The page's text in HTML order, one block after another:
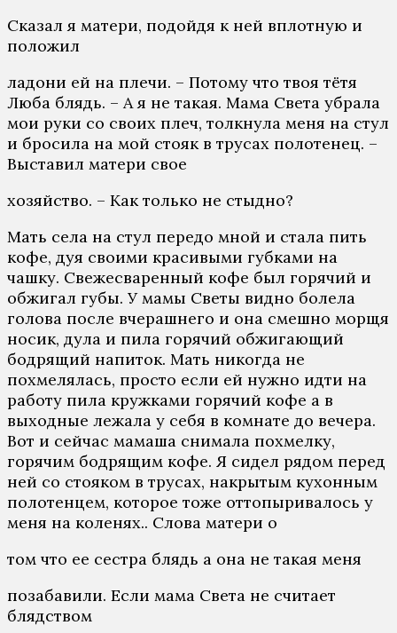
Сказал я матери, подойдя к ней вплотную и
положил
ладони ей на плечи. – Потому что твоя тётя
Люба блядь. – А я не такая. Мама Света убрала
мои руки со своих плеч, толкнула меня на стул
и бросила на мой стояк в трусах полотенец. –
Выставил матери свое
хозяйство. – Как только не стыдно?
Мать села на стул передо мной и стала пить
кофе, дуя своими красивыми губками на
чашку. Свежесваренный кофе был горячий и
обжигал губы. У мамы Светы видно болела
голова после вчерашнего и она смешно морщя
носик, дула и пила горячий обжигающий
бодрящий напиток. Мать никогда не
похмелялась, просто если ей нужно идти на
работу пила кружками горячий кофе а в
выходные лежала у себя в комнате до вечера.
Вот и сейчас мамаша снимала похмелку,
горячим бодрящим кофе. Я сидел рядом перед
ней со стояком в трусах, накрытым кухонным
полотенцем, которое тоже оттопыривалось у
меня на коленях.. Слова матери о
том что ее сестра блядь а она не такая меня
позабавили. Если мама Света не считает
блядством